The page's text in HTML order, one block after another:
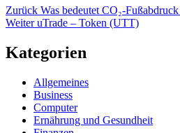
Beitragsnavigation
Zurück Vorheriger
Beitrag:
Was bedeutet CO₂-
Weiter Nächster
uTrade – Token (UTT)
Kategorien
Allgemeines
Business
Computer
Ernährung und Gesundheit